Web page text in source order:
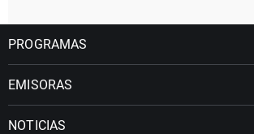
PROGRAMAS
EMISORAS
NOTICIAS